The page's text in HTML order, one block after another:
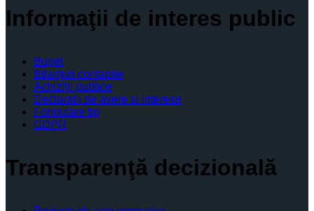
Informaţii de interes public
Buget
Bilanţuri contabile
Achiziţii publice
Declaratii de avere si interese
Formulare tip
GDPR
Transparenţă decizională